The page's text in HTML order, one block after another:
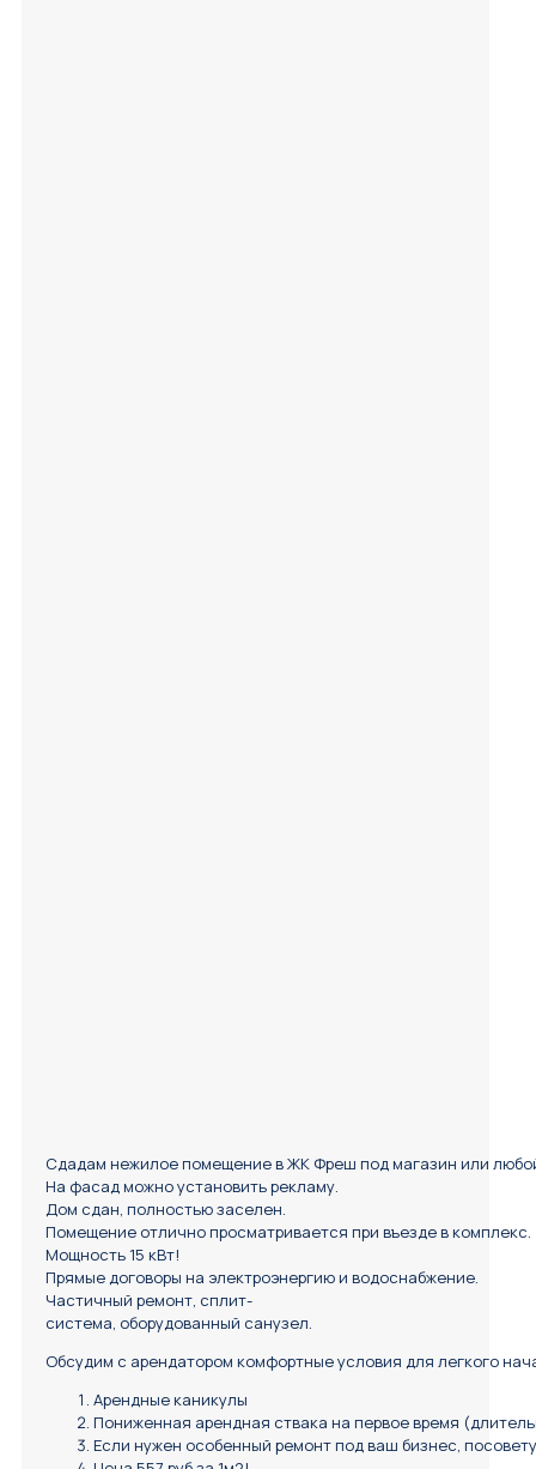
Сдадам нежилое помещение в ЖК Фреш под магазин или
На фасад можно установить рекламу.
Дом сдан, полностью заселен.
Помещение отлично просматривается при въезде в комплекс.
Мощность 15 кВт!
Прямые договоры на электроэнергию и водоснабжение.
Частичный ремонт, сплит-
система, оборудованный санузел.
Обсудим с арендатором комфортные условия для легкого
Арендные каникулы
Пониженная арендная ствака на первое время
Если нужен особенный ремонт под ваш бизнес,